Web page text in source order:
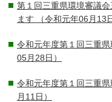
第１回三重県環境審議
ます （令和元年06月13
令和元年度第１回三重
05月28日）
令和元年度第１回三重
月11日）